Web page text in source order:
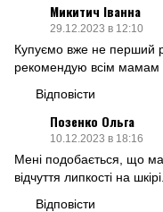
Микитич Іванна
29.12.2023 в 12:10
Купуємо вже не перший
рекомендую всім мамам
Відповісти
Позенко Ольга
10.12.2023 в 18:16
Мені подобається, що
відчуття липкості на
Відповісти